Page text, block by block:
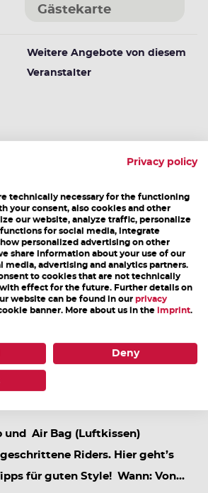
Gästekarte
Weitere Angebote von diesem
Veranstalter
10:00
und Air Bag (Luftkissen)
Riders. Hier geht’s
für guten Style! Wann: Von...
Privacy policy
technically necessary for the functioning
your consent, also cookies and other
our website, analyze traffic, personalize
for social media, integrate
personalized advertising on other
share information about your use of our
media, advertising and analytics partners.
to cookies that are not technically
effect for the future. Further details on
website can be found in our privacy
banner. More about us in the imprint.
Deny